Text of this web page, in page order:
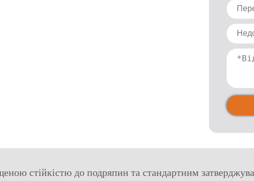
стійкістю до подряпин та стандартним